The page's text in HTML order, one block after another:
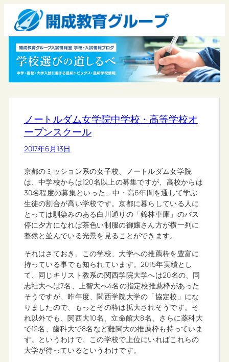
ノートルダム女学院中学校・高等学校オ
ープンスクール
2017年6月13日
京都のミッション系の女子校、ノートルダム女学院
は、中学校からは120名以上の募集ですが、高校からは
30名程度の募集といった、中・高6年間を通して学ぶ
生徒の割合が高い学校です。京都に暮らしている人に
とっては馴染みのある白川通りの「錦林車庫」のバス
停に夕方になれば茶色い制服の御嬢さん方が横一列に
整然と並んでいる光景を見ることができます。
それはさておき、この学校、大学への推薦枠を豊富に
持っている事でも知られています。2015年実績とし
て、同じキリスト教系の関西学院大学へは20名の、同
志社大へは7名、上智大へ4名の指定校推薦枠があった
そうですが、昨年度、関西学院大学の「協定校」にな
りましたので、もっとその枠は拡大されそうです。そ
れ以外でも、関西大10名、立命館大8名、さらに薬科大
で12名、歯科大で8名など難関大の推薦枠も持っていま
す。というわけで、この学校で上位にいればこれらの
大学が待っているというわけです。